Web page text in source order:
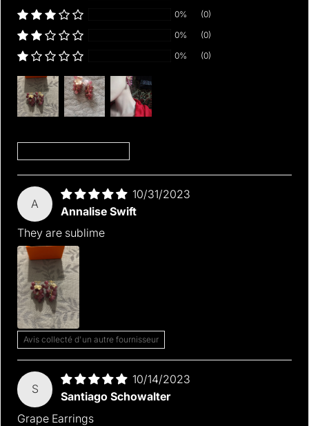
0%
(0)
0%
(0)
0%
(0)
A
10/31/2023
Annalise Swift
They are sublime
Avis collecté d'un autre fournisseur
S
10/14/2023
Santiago Schowalter
Grape Earrings